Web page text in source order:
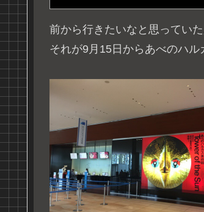
前から行きたいなと思ってい
それが9月15日からあべのハル